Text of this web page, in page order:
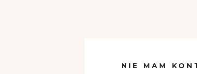
NIE MAM